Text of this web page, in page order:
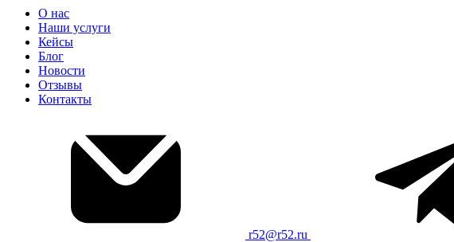
О нас
Наши услуги
Кейсы
Блог
Новости
Отзывы
Контакты
r52@r52.ru